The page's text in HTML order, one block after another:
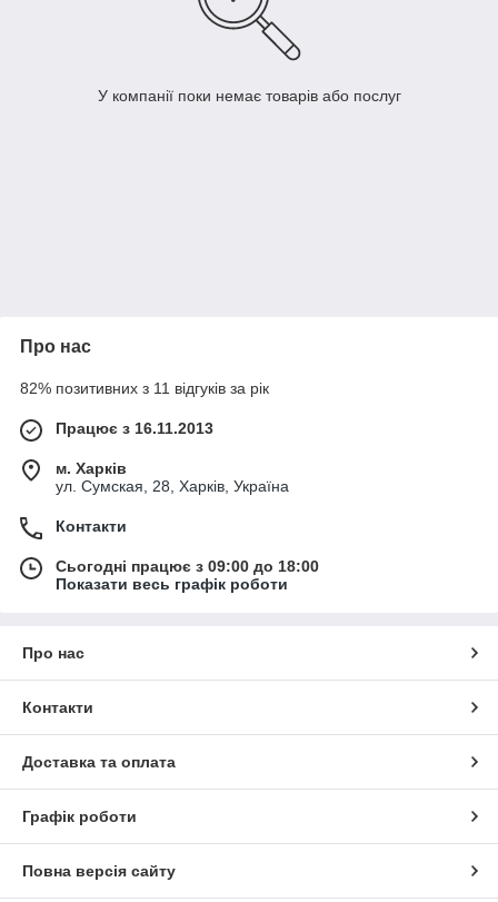
У компанії поки немає товарів або послуг
Про нас
82% позитивних з 11 відгуків за рік
Працює з 16.11.2013
м. Харків
ул. Сумская, 28, Харків, Україна
Контакти
Сьогодні працює з 09:00 до 18:00
Показати весь графік роботи
Про нас
Контакти
Доставка та оплата
Графік роботи
Повна версія сайту